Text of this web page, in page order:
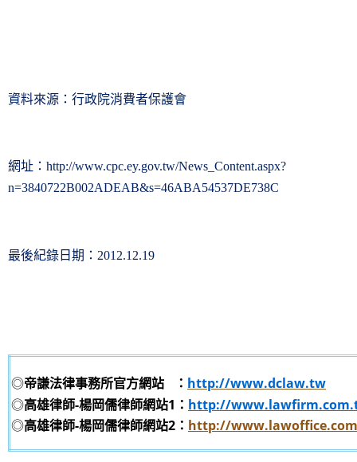
資料來源：行政院消費者保護會
網址： http://www.cpc.ey.gov.tw/News_Content.aspx?
n=3840722B002ADEAB&s=46ABA54537DE738C
最後紀錄日期： 2012.12.19
◎帝謙法律事務所官方網站 ： http://www.dclaw.tw
◎高雄律師-楊岡儒律師網站1： http://
◎高雄律師-楊岡儒律師網站2： http://